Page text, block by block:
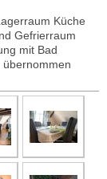
Küche
Gefrierraum
mit Bad
übernommen